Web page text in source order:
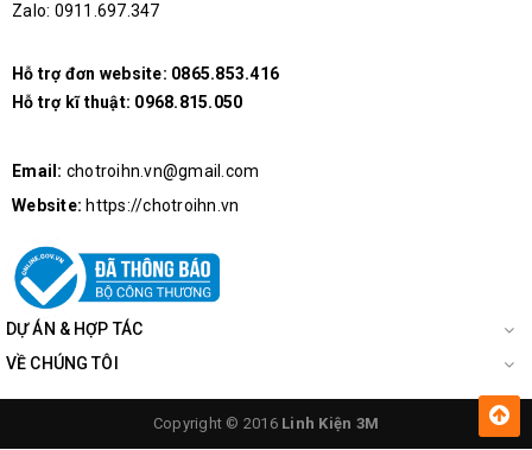
Zalo: 0911.697.347
Hỗ trợ đơn website: 0865.853.416
Hỗ trợ kĩ thuật: 0968.815.050
Email: chotroihn.vn@gmail.com
Website: https://chotroihn.vn
DỰ ÁN & HỢP TÁC
VỀ CHÚNG TÔI
Copyright © 2016 Linh Kiện 3M